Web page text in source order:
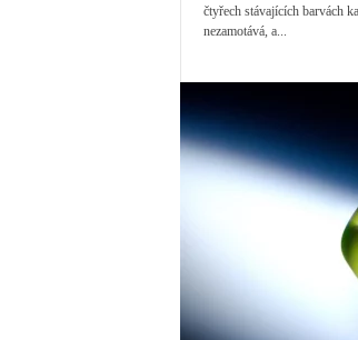
čtyřech stávajících barvách
nezamotává, a...